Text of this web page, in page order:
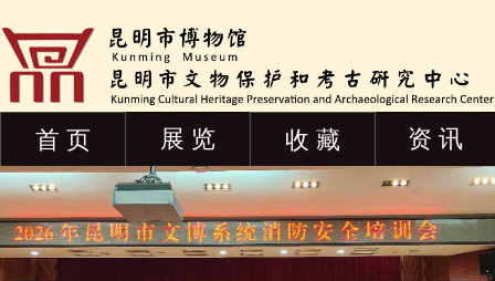
首 页 展 览 收 藏 资 讯